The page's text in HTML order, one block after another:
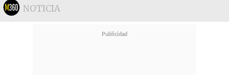
NOTICIA